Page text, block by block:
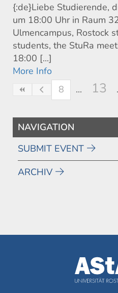
{:de}Liebe Studierende,
um 18:00 Uhr in Raum
Ulmencampus, Rostock
students, the StuRa
18:00 [...]
More Info
8
13
NAVIGATION
SUBMIT EVENT
ARCHIV